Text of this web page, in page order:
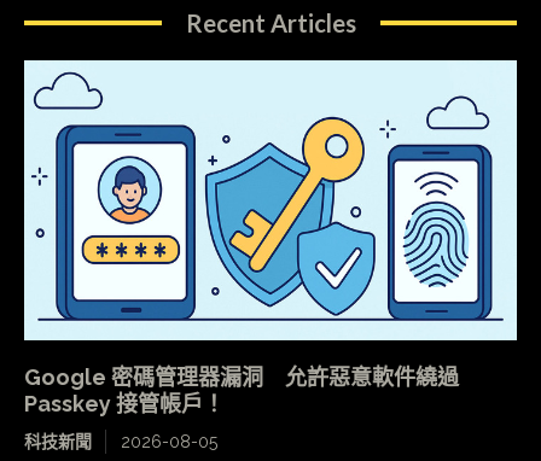
Recent Articles
Google 密碼管理器漏洞 允許惡意軟件繞過
Passkey 接管帳戶！
科技新聞 2026-08-05